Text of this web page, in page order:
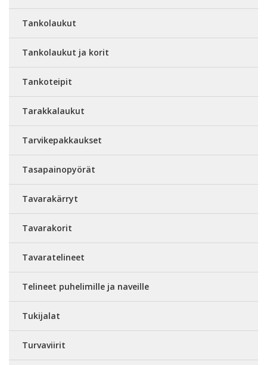
Tankolaukut
Tankolaukut ja korit
Tankoteipit
Tarakkalaukut
Tarvikepakkaukset
Tasapainopyörät
Tavarakärryt
Tavarakorit
Tavaratelineet
Telineet puhelimille ja naveille
Tukijalat
Turvaviirit